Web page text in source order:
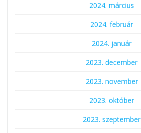
2024. március
2024. február
2024. január
2023. december
2023. november
2023. október
2023. szeptember